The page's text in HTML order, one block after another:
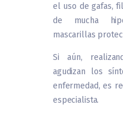
el uso de gafas,
de mucha
mascarillas
Si aún,
agudizan los
enfermedad, es
especialista.